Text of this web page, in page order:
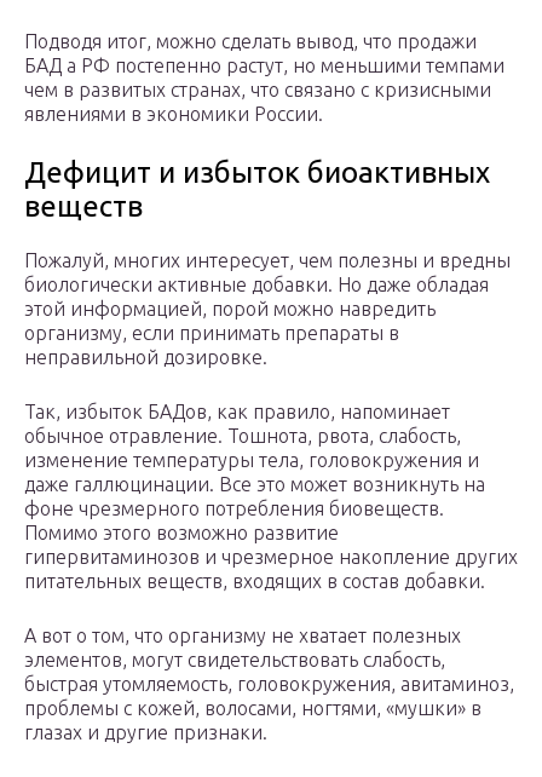
Подводя итог, можно сделать вывод, что продажи
БАД а РФ постепенно растут, но меньшими темпами
чем в развитых странах, что связано с кризисными
явлениями в экономики России.
Дефицит и избыток биоактивных
веществ
Пожалуй, многих интересует, чем полезны и вредны
биологически активные добавки. Но даже обладая
этой информацией, порой можно навредить
организму, если принимать препараты в
неправильной дозировке.
Так, избыток БАДов, как правило, напоминает
обычное отравление. Тошнота, рвота, слабость,
изменение температуры тела, головокружения и
даже галлюцинации. Все это может возникнуть на
фоне чрезмерного потребления биовеществ.
Помимо этого возможно развитие
гипервитаминозов и чрезмерное накопление других
питательных веществ, входящих в состав добавки.
А вот о том, что организму не хватает полезных
элементов, могут свидетельствовать слабость,
быстрая утомляемость, головокружения, авитаминоз,
проблемы с кожей, волосами, ногтями, «мушки» в
глазах и другие признаки.